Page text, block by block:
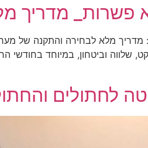
פשרות_ מדריך
מדריך מלא לבחירה והתקנה של
שלווה וביטחון, במיוחד בחודשי
לחתולים